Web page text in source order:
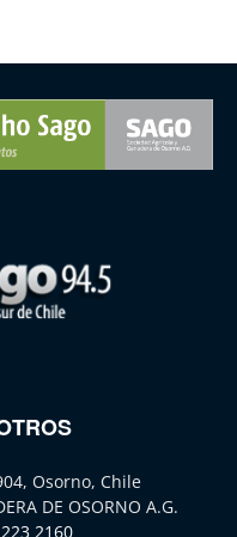
Osorno, Chile
DE OSORNO A.G.
2160